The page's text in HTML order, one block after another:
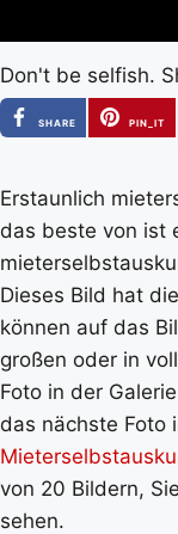
Don't be selfish.
SHARE
PIN_IT
Erstaunlich
das beste von ist
Dieses Bild hat
können auf das
großen oder in
Foto in der
das nächste Foto
von 20 Bildern,
sehen.